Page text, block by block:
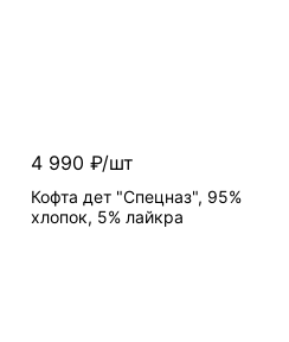
4 990 ₽/шт
Кофта дет "Спецназ", 95%
хлопок, 5% лайкра